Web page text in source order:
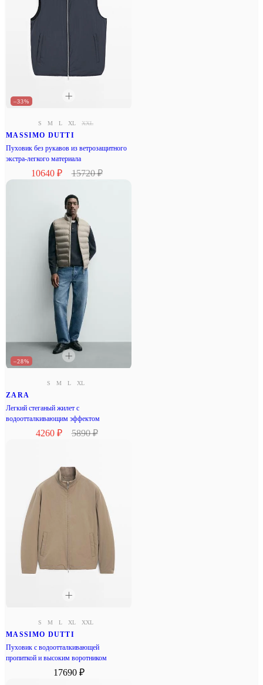
–33%
S M L XL XXL
MASSIMO DUTTI
Пуховик без рукавов из ветрозащитного
экстра-легкого материала
10640 ₽ 15720 ₽
–28%
S M L XL
ZARA
Легкий стеганый жилет с
водоотталкивающим эффектом
4260 ₽ 5890 ₽
S M L XL XXL
MASSIMO DUTTI
Пуховик с водоотталкивающей
пропиткой и высоким воротником
17690 ₽